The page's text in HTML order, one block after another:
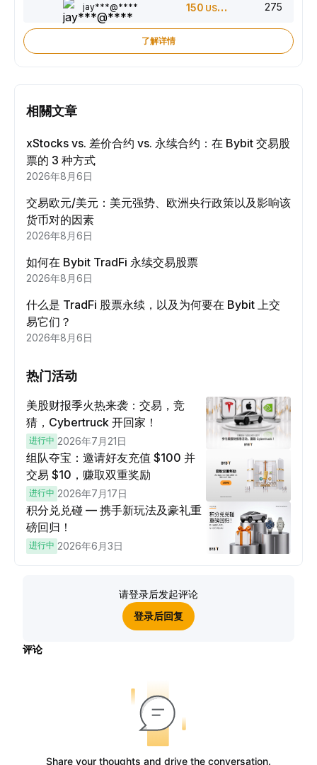
jay***@**** 150 USDT 275
了解详情
相關文章
xStocks vs. 差价合约 vs. 永续合约：在 Bybit 交易股
票的 3 种方式
2026年8月6日
交易欧元/美元：美元强势、欧洲央行政策以及影响该
货币对的因素
2026年8月6日
如何在 Bybit TradFi 永续交易股票
2026年8月6日
什么是 TradFi 股票永续，以及为何要在 Bybit 上交
易它们？
2026年8月6日
热门活动
美股财报季火热来袭：交易，竞
猜，Cybertruck 开回家！
进行中 2026年7月21日
组队夺宝：邀请好友充值 $100 并
交易 $10，赚取双重奖励
进行中 2026年7月17日
积分兑兑碰 — 携手新玩法及豪礼重
磅回归！
进行中 2026年6月3日
请登录后发起评论
登录后回复
评论
Share your thoughts and drive the conversation.